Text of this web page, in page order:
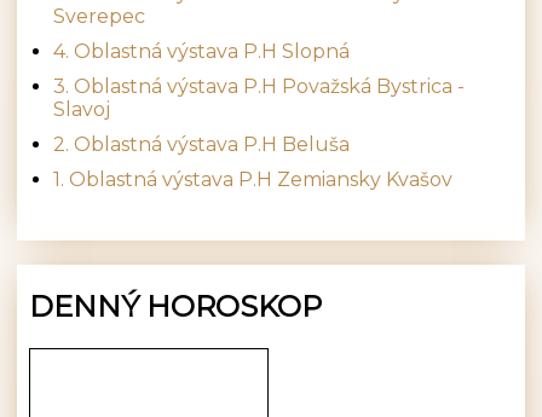
Sverepec
4. Oblastná výstava P.H Slopná
3. Oblastná výstava P.H Považská Bystrica -
Slavoj
2. Oblastná výstava P.H Beluša
1. Oblastná výstava P.H Zemiansky Kvašov
DENNÝ HOROSKOP